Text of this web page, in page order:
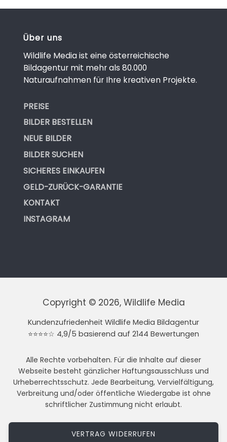
Über uns
Wildlife Media ist eine österreichische
Bildagentur mit mehr als 80.000
Naturaufnahmen für Ihre kreativen Projekte.
PREISE
BILDER BESTELLEN
NEUE BILDER
BILDER SUCHEN
SICHERES EINKAUFEN
GELD-ZURÜCK-GARANTIE
KONTAKT
INSTAGRAM
Copyright © 2026, Wildlife Media
Kundenzufriedenheit Wildlife Media Bildagentur
⭐⭐⭐⭐☆ 4,9/5 basierend auf 2144 Bewertungen
Alle Rechte vorbehalten. Für die Inhalte auf dieser
Webseite besteht gänzlicher Haftungsausschluss und
Urheberrechtsschutz. Jede Bearbeitung, Vervielfältigung,
Verbreitung und/oder öffentliche Wiedergabe ist ohne
schriftlicher Zustimmung nicht erlaubt.
VERTRAG WIDERRUFEN